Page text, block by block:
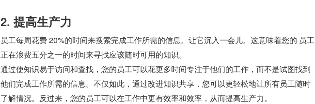
2. 提高生产力
员工每周花费 20%的时间来搜索完成工作所需的信息。让它沉入一会儿。这意味着您的 员工
正在浪费五分之一的时间来寻找应该随时可用的知识。
通过使知识易于访问和查找，您的员工可以花更多时间专注于他们的工作，而不是试图找到
他们完成工作所需的信息。不仅如此，通过改进知识共享，您可以更轻松地让所有员工随时
了解情况。反过来，您的员工可以在工作中更有效率和效率，从而提高生产力。